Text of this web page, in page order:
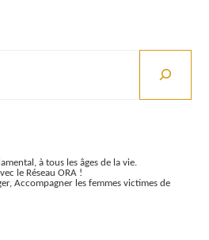
à tous les âges de la vie.
le Réseau ORA !
Accompagner les femmes victimes de